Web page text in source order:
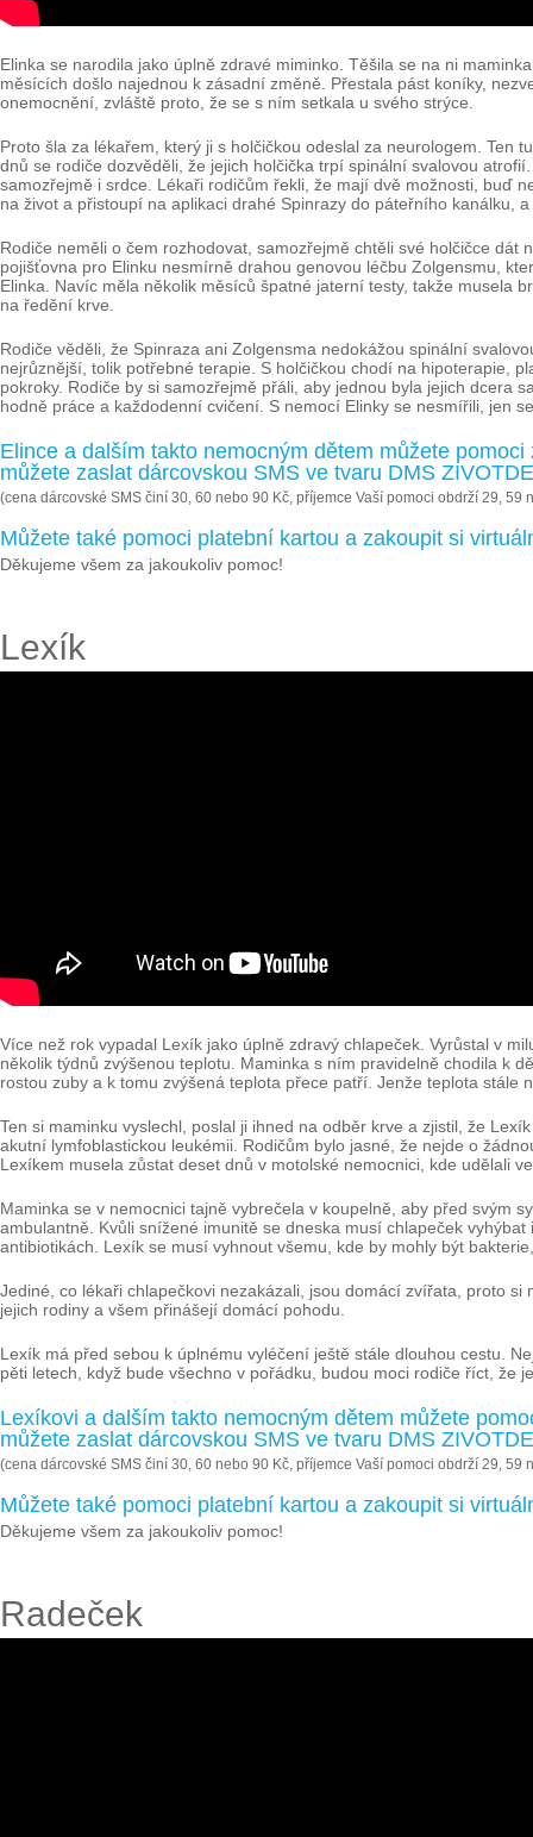
Elinka se narodila jako úplně zdravé miminko. Těšila se na ni
měsících došlo najednou k zásadní změně. Přestala pást koníky,
onemocnění, zvláště proto, že se s ním setkala u svého strýce.
Proto šla za lékařem, který ji s holčičkou odeslal za neurologem. Ten
dnů se rodiče dozvěděli, že jejich holčička trpí spinální svalovou
samozřejmě i srdce. Lékaři rodičům řekli, že mají dvě možnosti, buď
na život a přistoupí na aplikaci drahé Spinrazy do páteřního kanálku,
Rodiče neměli o čem rozhodovat, samozřejmě chtěli své holčičce
pojišťovna pro Elinku nesmírně drahou genovou léčbu Zolgensmu,
Elinka. Navíc měla několik měsíců špatné jaterní testy, takže musela
na ředění krve.
Rodiče věděli, že Spinraza ani Zolgensma nedokážou spinální
nejrůznější, tolik potřebné terapie. S holčičkou chodí na hipoterapie,
pokroky. Rodiče by si samozřejmě přáli, aby jednou byla jejich dcera
hodně práce a každodenní cvičení. S nemocí Elinky se nesmířili, jen
Elince a dalším takto nemocným dětem můžete
můžete zaslat dárcovskou SMS ve tvaru DMS
(cena dárcovské SMS činí 30, 60 nebo 90 Kč, příjemce Vaší pomoci obdrží 29, 59
Můžete také pomoci platební kartou a zakoupit si
Děkujeme všem za jakoukoliv pomoc!
Lexík
Více než rok vypadal Lexík jako úplně zdravý chlapeček. Vyrůstal v
několik týdnů zvýšenou teplotu. Maminka s ním pravidelně chodila k
rostou zuby a k tomu zvýšená teplota přece patří. Jenže teplota
Ten si maminku vyslechl, poslal ji ihned na odběr krve a zjistil, že
akutní lymfoblastickou leukémii. Rodičům bylo jasné, že nejde o
Lexíkem musela zůstat deset dnů v motolské nemocnici, kde udělali
Maminka se v nemocnici tajně vybrečela v koupelně, aby před svým
ambulantně. Kvůli snížené imunitě se dneska musí chlapeček
antibiotikách. Lexík se musí vyhnout všemu, kde by mohly být
Jediné, co lékaři chlapečkovi nezakázali, jsou domácí zvířata, proto
jejich rodiny a všem přinášejí domácí pohodu.
Lexík má před sebou k úplnému vyléčení ještě stále dlouhou cestu.
pěti letech, když bude všechno v pořádku, budou moci rodiče říct, že
Lexíkovi a dalším takto nemocným dětem můžete
můžete zaslat dárcovskou SMS ve tvaru DMS
(cena dárcovské SMS činí 30, 60 nebo 90 Kč, příjemce Vaší pomoci obdrží 29, 59
Můžete také pomoci platební kartou a zakoupit si
Děkujeme všem za jakoukoliv pomoc!
Radeček